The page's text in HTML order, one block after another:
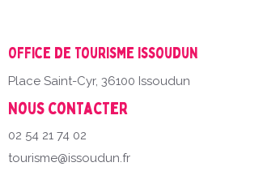
Office de Tourisme Issoudun
Place Saint-Cyr, 36100 Issoudun
Nous contacter
02 54 21 74 02
tourisme@issoudun.fr